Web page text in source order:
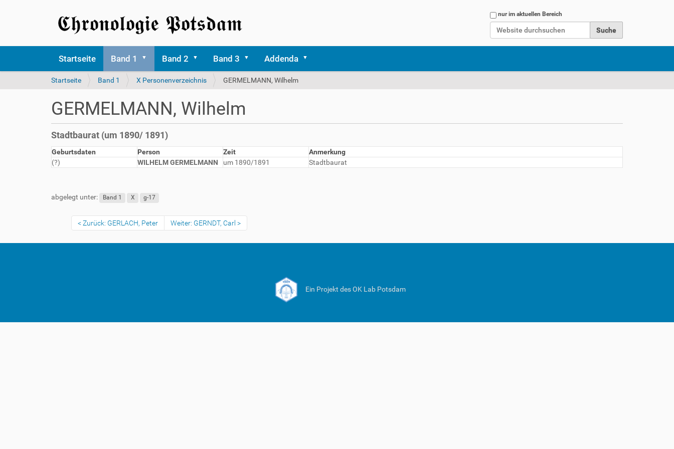
Website durchsuchen
nur im aktuellen Bereich
Startseite Band 1 Band 2 Band 3 Addenda
S
s
d
h
i
e
Startseite Band 1 X Personenverzeichnis GERMELMANN, Wilhelm
GERMELMANN, Wilhelm
Stadtbaurat (um 1890/ 1891)
Geburtsdaten Person Zeit
Anmerkung
(?)
WILHELM GERMELMANN um 1890/1891 Stadtbaurat
abgelegt unter: Band 1 X g-17
Zurück: GERLACH, Peter Weiter: GERNDT, Carl
Ein Projekt des OK Lab Potsdam